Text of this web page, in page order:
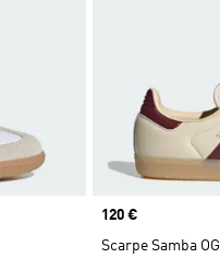
Price
120 €
Scarpe Samba OG